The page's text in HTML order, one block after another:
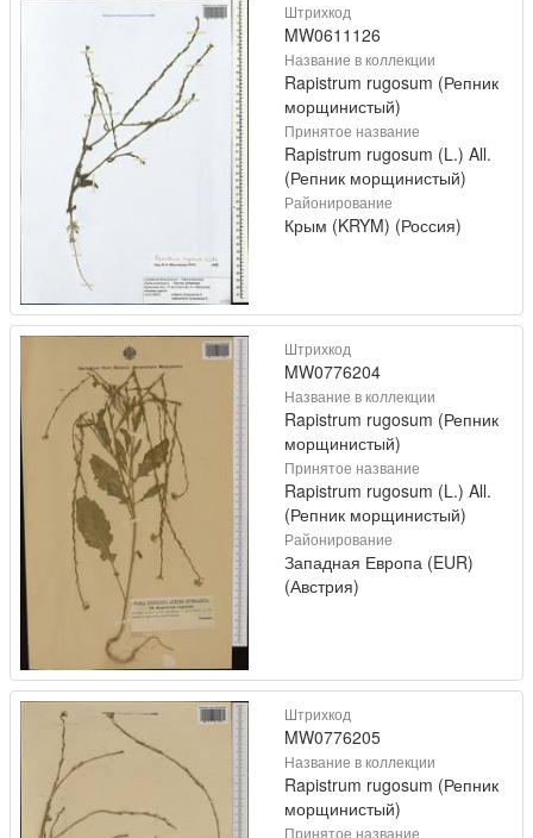
Штрихкод
MW0611126
Название в коллекции
Rapistrum rugosum (Репник
морщинистый)
Принятое название
Rapistrum rugosum (L.) All.
(Репник морщинистый)
Районирование
Крым (KRYM) (Россия)
Штрихкод
MW0776204
Название в коллекции
Rapistrum rugosum (Репник
морщинистый)
Принятое название
Rapistrum rugosum (L.) All.
(Репник морщинистый)
Районирование
Западная Европа (EUR)
(Австрия)
Штрихкод
MW0776205
Название в коллекции
Rapistrum rugosum (Репник
морщинистый)
Принятое название